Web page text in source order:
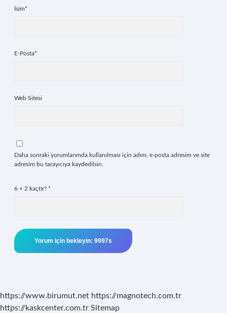
İsim*
E-Posta*
Web Sitesi
Daha sonraki yorumlarımda kullanılması için adım, e-posta adresim ve site
adresim bu tarayıcıya kaydedilsin.
6 + 2 kaçtır? *
https://www.birumut.net https://magnotech.com.tr
https://kaskcenter.com.tr Sitemap